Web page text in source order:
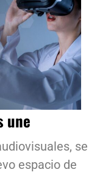
une
se
espacio de